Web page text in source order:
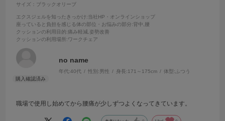
サイズ：ブラックオリーブ
エクスジェルを知ったきっかけ :当社HP・オンラインショップ
座っていると負担を感じる体の部位・お悩みの部分:背中,腰
クッションの利用目的:痛み軽減,姿勢改善
クッションの利用場所:ワークチェア
no name
年代:40代 性別:男性 身長:171～175cm 体型: ふつう
職場で使用し始めてから腰痛が少しずつよくなってきています。